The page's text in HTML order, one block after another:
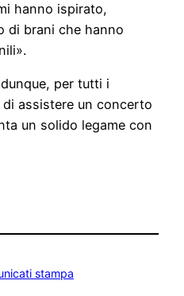
hanno ispirato,
di brani che hanno
i».
per tutti i
assistere un concerto
un solido legame con
stampa